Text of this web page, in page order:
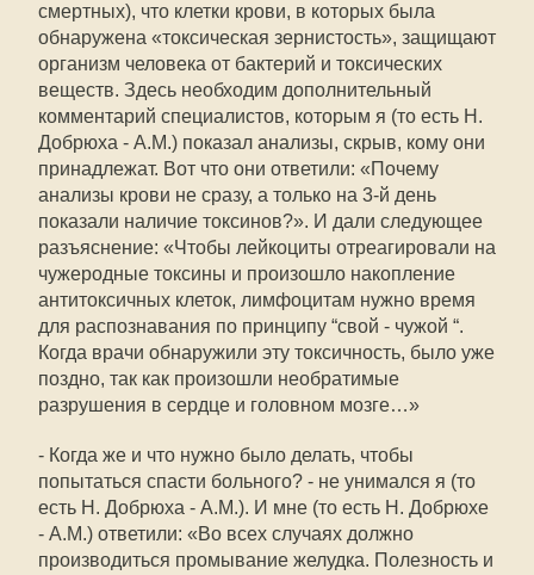
смертных), что клетки крови, в которых была
обнаружена «токсическая зернистость», защищают
организм человека от бактерий и токсических
веществ. Здесь необходим дополнительный
комментарий специалистов, которым я (то есть Н.
Добрюха - А.М.) показал анализы, скрыв, кому они
принадлежат. Вот что они ответили: «Почему
анализы крови не сразу, а только на 3-й день
показали наличие токсинов?». И дали следующее
разъяснение: «Чтобы лейкоциты отреагировали на
чужеродные токсины и произошло накопление
антитоксичных клеток, лимфоцитам нужно время
для распознавания по принципу “свой - чужой “.
Когда врачи обнаружили эту токсичность, было уже
поздно, так как произошли необратимые
разрушения в сердце и головном мозге…»
- Когда же и что нужно было делать, чтобы
попытаться спасти больного? - не унимался я (то
есть Н. Добрюха - А.М.). И мне (то есть Н. Добрюхе
- А.М.) ответили: «Во всех случаях должно
производиться промывание желудка. Полезность и